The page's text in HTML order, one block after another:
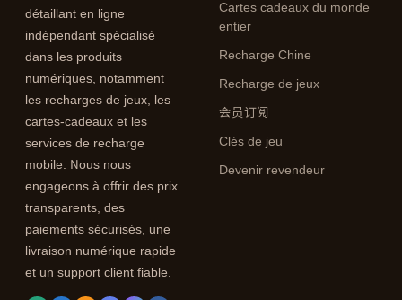
détaillant en ligne
indépendant spécialisé
dans les produits
numériques, notamment
les recharges de jeux, les
cartes-cadeaux et les
services de recharge
mobile. Nous nous
engageons à offrir des prix
transparents, des
paiements sécurisés, une
livraison numérique rapide
et un support client fiable.
Cartes cadeaux du monde
entier
Recharge Chine
Recharge de jeux
会员订阅
Clés de jeu
Devenir revendeur